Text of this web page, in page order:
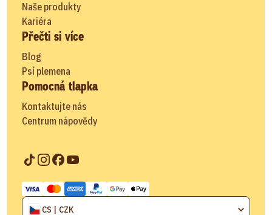
Naše produkty
Kariéra
Přečti si více
Blog
Psí plemena
Pomocná tlapka
Kontaktujte nás
Centrum nápovědy
CS | CZK